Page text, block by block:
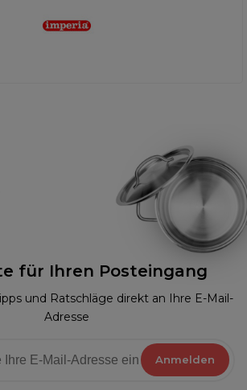
für Ihren Posteingang
und Ratschläge direkt an Ihre E-Mail-
Adresse
Anmelden